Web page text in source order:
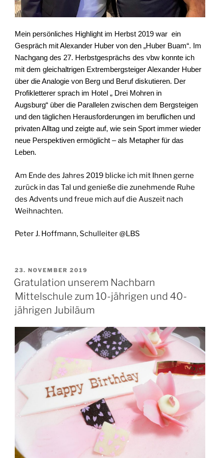
Mein persönliches Highlight im Herbst 2019 war ein
Gespräch mit Alexander Huber von den „Huber Buam“. Im
Nachgang des 27. Herbstgesprächs des vbw konnte ich
mit dem gleichaltrigen Extrembergsteiger Alexander Huber
über die Analogie von Berg und Beruf diskutieren. Der
Profikletterer sprach im Hotel „ Drei Mohren in
Augsburg“ über die Parallelen zwischen dem Bergsteigen
und den täglichen Herausforderungen im beruflichen und
privaten Alltag und zeigte auf, wie sein Sport immer wieder
neue Perspektiven ermöglicht – als Metapher für das
Leben.
Am Ende des Jahres 2019 blicke ich mit Ihnen gerne
zurück in das Tal und genieße die zunehmende Ruhe
des Advents und freue mich auf die Auszeit nach
Weihnachten.
Peter J. Hoffmann, Schulleiter @LBS
VERÖFFENTLICHT
AM
23. NOVEMBER 2019
Gratulation unserem Nachbarn
Mittelschule zum 10-jährigen und 40-
jährigen Jubiläum